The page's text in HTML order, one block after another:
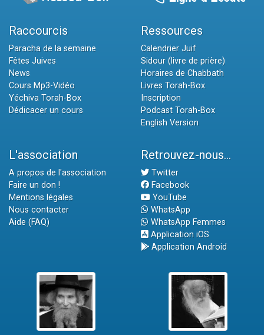
Raccourcis
Paracha de la semaine
Fêtes Juives
News
Cours Mp3-Vidéo
Yéchiva Torah-Box
Dédicacer un cours
Ressources
Calendrier Juif
Sidour (livre de prière)
Horaires de Chabbath
Livres Torah-Box
Inscription
Podcast Torah-Box
English Version
L'association
A propos de l'association
Faire un don !
Mentions légales
Nous contacter
Aide (FAQ)
Retrouvez-nous...
Twitter
Facebook
YouTube
WhatsApp
WhatsApp Femmes
Application iOS
Application Android